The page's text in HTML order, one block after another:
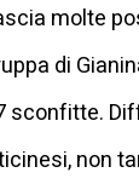
molte
di
sconfitte.
non